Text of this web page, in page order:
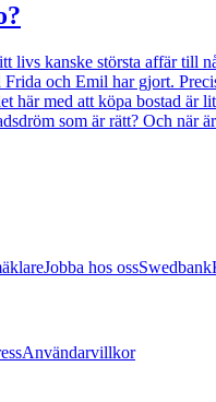
livs kanske största affär till
och Emil har gjort.
här med att köpa bostad är
som är rätt? Och när
Jobba hos ossSwedbank
Användarvillkor